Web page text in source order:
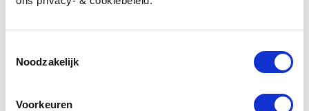
Noodzakelijk
Voorkeuren